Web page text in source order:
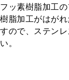
フッ素樹脂加工
樹脂加工がはが
すので、ステン
い。